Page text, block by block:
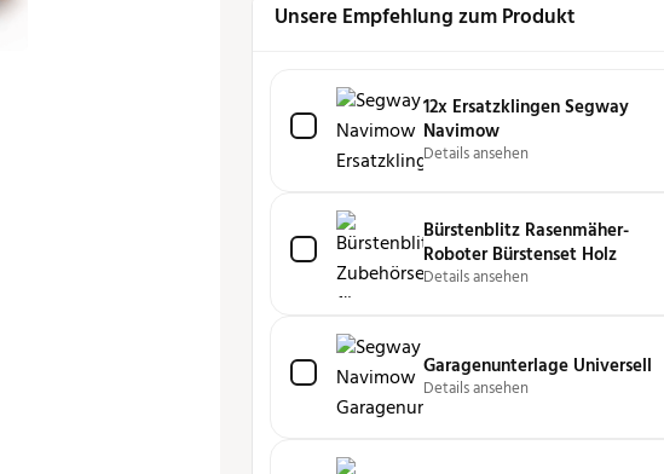
Unsere Empfehlung zum Produkt
12x Ersatzklingen Segway
Navimow
Details ansehen
Bürstenblitz Rasenmäher-
Roboter Bürstenset Holz
Details ansehen
Garagenunterlage Universell
Details ansehen